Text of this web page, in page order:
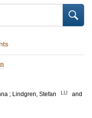
; Lindgren, Stefan LU
and